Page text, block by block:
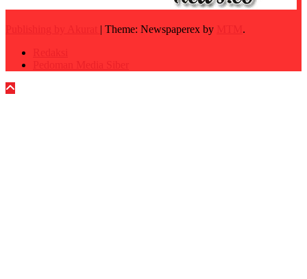
| Theme: Newspaperex by
.